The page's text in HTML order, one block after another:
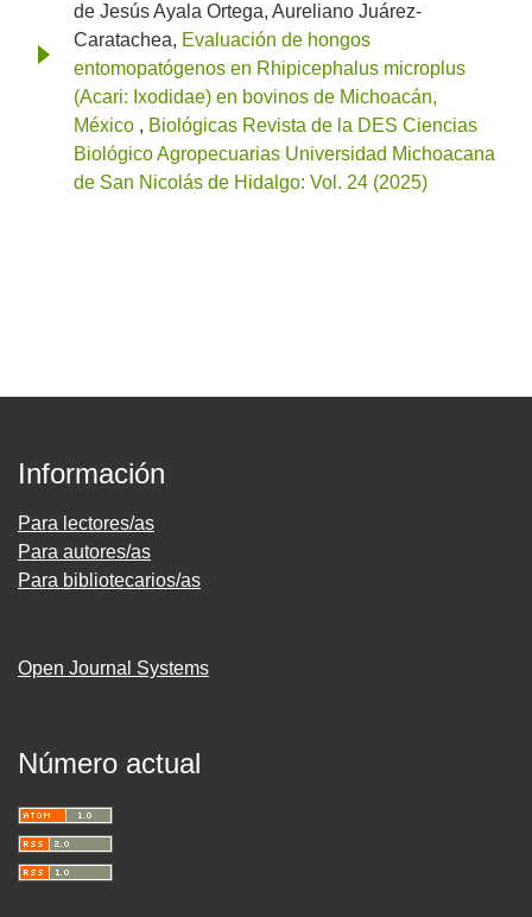
de Jesús Ayala Ortega, Aureliano Juárez-
Caratachea, Evaluación de hongos
entomopatógenos en Rhipicephalus microplus
(Acari: Ixodidae) en bovinos de Michoacán,
México , Biológicas Revista de la DES Ciencias
Biológico Agropecuarias Universidad Michoacana
de San Nicolás de Hidalgo: Vol. 24 (2025)
Información
Para lectores/as
Para autores/as
Para bibliotecarios/as
Open Journal Systems
Número actual